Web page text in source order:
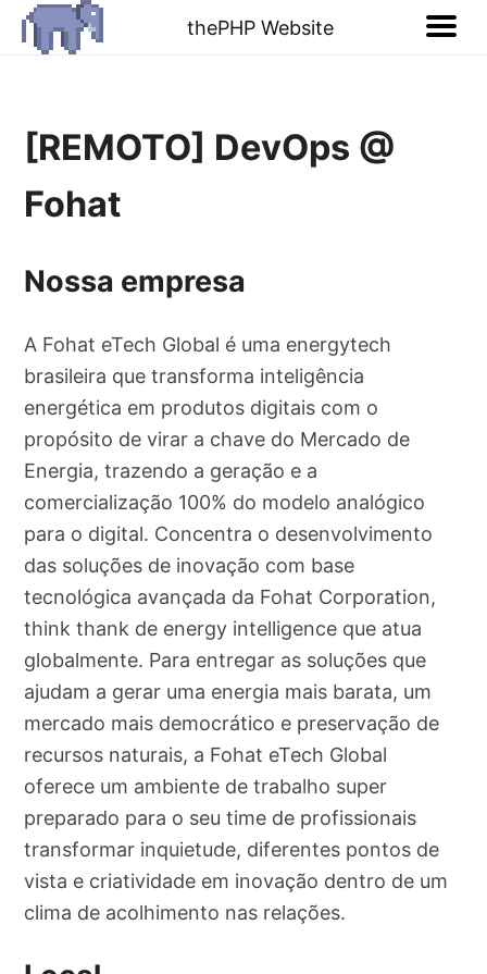
thePHP Website
[REMOTO] DevOps @
Fohat
Nossa empresa
A Fohat eTech Global é uma energytech
brasileira que transforma inteligência
energética em produtos digitais com o
propósito de virar a chave do Mercado de
Energia, trazendo a geração e a
comercialização 100% do modelo analógico
para o digital. Concentra o desenvolvimento
das soluções de inovação com base
tecnológica avançada da Fohat Corporation,
think thank de energy intelligence que atua
globalmente. Para entregar as soluções que
ajudam a gerar uma energia mais barata, um
mercado mais democrático e preservação de
recursos naturais, a Fohat eTech Global
oferece um ambiente de trabalho super
preparado para o seu time de profissionais
transformar inquietude, diferentes pontos de
vista e criatividade em inovação dentro de um
clima de acolhimento nas relações.